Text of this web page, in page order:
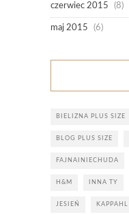
czerwiec 2015 (8)
maj 2015 (6)
BIELIZNA PLUS SIZE
BLOG PLUS SIZE
FAJNAINIECHUDA
H&M INNA TY
JESIEŃ KAPPAHL